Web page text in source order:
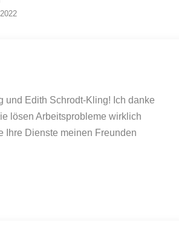
und Edith Schrodt-Kling! Ich danke
lösen Arbeitsprobleme wirklich
Ihre Dienste meinen Freunden